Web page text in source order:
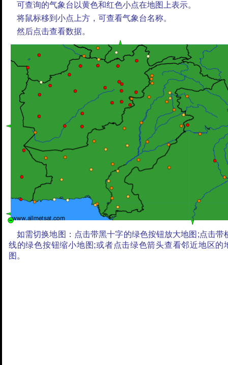
可查询的气象台以黄色和红色小点在地图上表示。
将鼠标移到小点上方，可查看气象台名称。
然后点击查看数据。
如需切换地图：点击带黑十字的绿色按钮放大地图;点击带
线的绿色按钮缩小地图;或者点击绿色箭头查看邻近地区的
图。